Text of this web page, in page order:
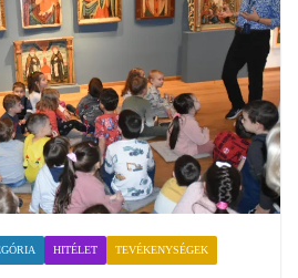
HITÉLET TEVÉKENYSÉGEK